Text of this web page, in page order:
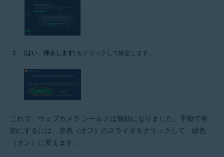
[はい、停止します] をクリックして確定します。
これで、ウェブカメラ シールドは無効になりました。手動で有
効にするには、赤色（オフ）のスライダをクリックして、緑色
（オン）に変えます。